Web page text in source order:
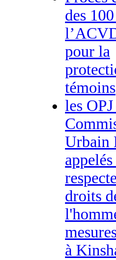
des
pour la
témoins
les
Urbain
droits
à